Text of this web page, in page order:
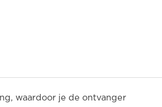
waardoor je de ontvanger